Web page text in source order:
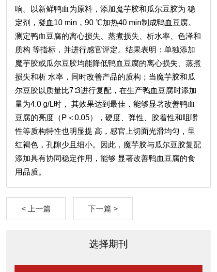
响。以新鲜鸭血为原料，添加魔芋胶和瓜尔豆胶为 稳
定剂，凝血10 min，90 ℃加热40 min制成鸭血豆腐。
测定鸭血豆腐的离心损失、蒸煮损失、析水率、色泽和
质构 等指标，并进行感官评定。结果表明：单独添加
魔芋胶或瓜尔豆胶均能降低鸭血豆腐的离心损失、蒸煮
损失和析 水率，同时改善产品的质构；当魔芋胶和瓜
尔豆胶以质量比7∶3进行复配，在生产鸭血豆腐时添加
量为4.0 g/L时， 其效果达到最佳，能够显著改善鸭血
豆腐的亮度（P＜0.05），硬度、弹性、胶着性和咀嚼
性等质构特性也明显提 高，感官上切面光滑均匀，呈
红褐色，孔隙少且细小。因此，魔芋胶与瓜尔豆胶复配
添加具有协同稳定作用，能够 显著改善鸭血豆腐的食
用品质。
< 上一篇 下一篇 >
选择期刊